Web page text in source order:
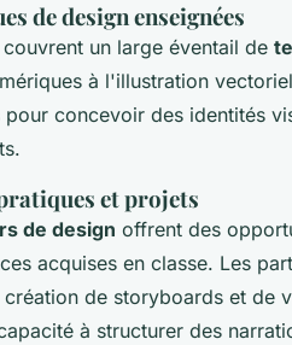
de design enseignées
un large éventail de
à l'illustration
pour concevoir des identités
et projets
de design offrent des
acquises en classe. Les
de storyboards et de
à structurer des